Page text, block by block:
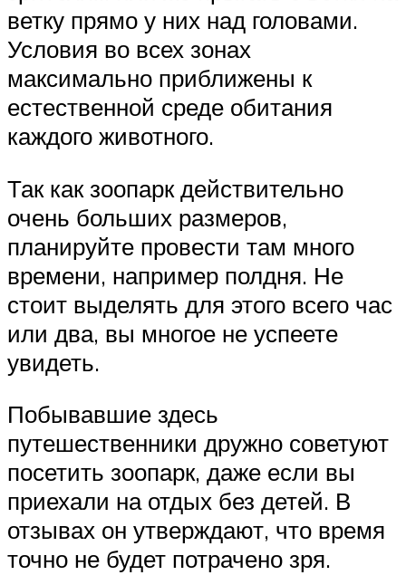
ветку прямо у них над головами.
Условия во всех зонах
максимально приближены к
естественной среде обитания
каждого животного.
Так как зоопарк действительно
очень больших размеров,
планируйте провести там много
времени, например полдня. Не
стоит выделять для этого всего час
или два, вы многое не успеете
увидеть.
Побывавшие здесь
путешественники дружно советуют
посетить зоопарк, даже если вы
приехали на отдых без детей. В
отзывах он утверждают, что время
точно не будет потрачено зря.